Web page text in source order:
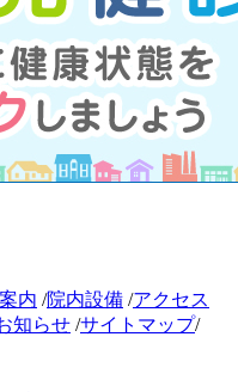
内 /院内設備 /アクセス
知らせ /サイトマップ/